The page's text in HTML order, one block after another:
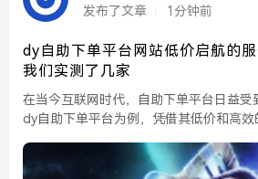
发布了文章 1分钟前
dy自助下单平台网站低价启航的服
我们实测了几家
在当今互联网时代，自助下单平台日益受
dy自助下单平台为例，凭借其低价和高效
大家提供更直观的参考，我们对几家常见